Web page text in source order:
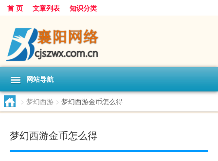
首 页 文章列表 知识分类
网站导航
> 梦幻西游 > 梦幻西游金币怎么得
梦幻西游金币怎么得